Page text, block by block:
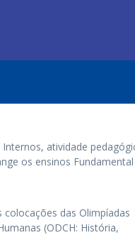
atividade
os ensinos
das Olimpíadas
(ODCH: História,